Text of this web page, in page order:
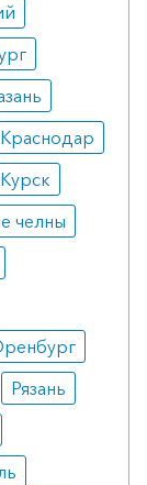
день,
затем
1 капсуле
по
в
этого Вы
или
Краснодар
Курск
челны
Рязань